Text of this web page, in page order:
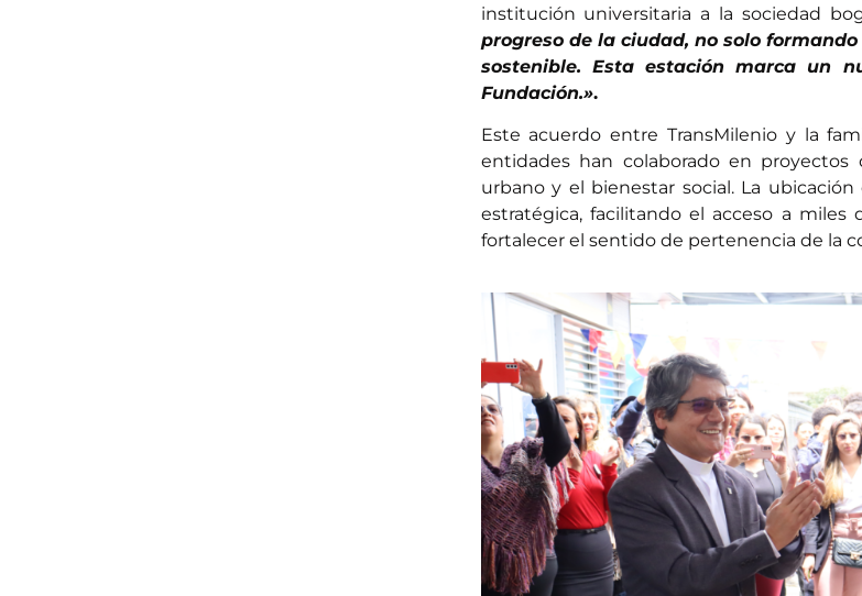
institución universitaria a la sociedad
progreso de la ciudad, no solo
sostenible. Esta estación marca un
Fundación.».
Este acuerdo entre TransMilenio y la
entidades han colaborado en
urbano y el bienestar social. La
estratégica, facilitando el acceso a
fortalecer el sentido de pertenencia de la